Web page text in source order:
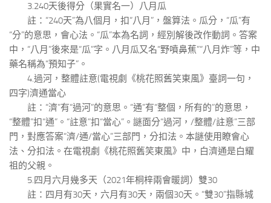
3.240天後得分（果實名一）八月瓜
註：“240天”為八個月，扣“八月”，盤算法。瓜分，“瓜”有
“分”的意思，會心法。“瓜”本為名詞，經別解後改作動詞。答案
中，“八月”後來是“瓜”字。八月瓜又名“野噴鼻蕉”“八月炸”等，中
藥名稱為“預知子”。
4.過河，整體註意(電視劇《桃花照舊笑東風》臺詞一句，
四字)濟通當心
註：“濟”有“過河”的意思。“通”有“整個，所有的”的意思，
“整體”扣“通”。“註意”扣“當心”。謎面分“過河，/整體/註意”三部
門，對應答案“濟/通/當心”三部門，分扣法。本謎使用瞭會心
法、分扣法。在電視劇《桃花照舊笑東風》中，白濟通是白耀
祖的父親。
5.四月六月幾多天（2021年桐梓兩會暖詞）雙30
註：四月有30天，六月有30天，兩個30天。“雙30”指縣城